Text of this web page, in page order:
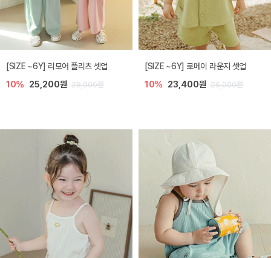
[SIZE ~6Y] 리모어 플리츠 셋업
10% 25,200원 28,000원
[SIZE ~6Y] 로메이 라운지 셋업
10% 23,400원 26,000원